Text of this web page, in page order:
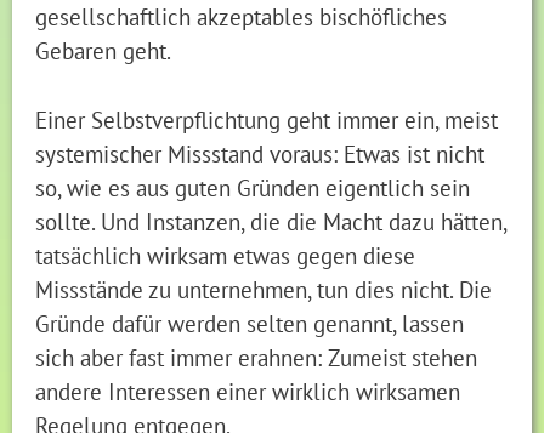
gesellschaftlich akzeptables bischöfliches
Gebaren geht.
Einer Selbstverpflichtung geht immer ein, meist
systemischer Missstand voraus: Etwas ist nicht
so, wie es aus guten Gründen eigentlich sein
sollte. Und Instanzen, die die Macht dazu hätten,
tatsächlich wirksam etwas gegen diese
Missstände zu unternehmen, tun dies nicht. Die
Gründe dafür werden selten genannt, lassen
sich aber fast immer erahnen: Zumeist stehen
andere Interessen einer wirklich wirksamen
Regelung entgegen.